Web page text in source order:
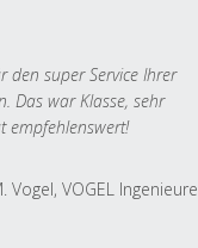
den super Service Ihrer
Das war Klasse, sehr
empfehlenswert!
Vogel, VOGEL Ingenieure